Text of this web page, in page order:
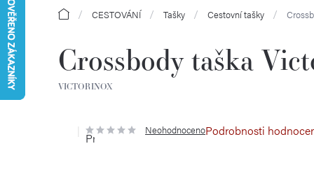
DomůCESTOVÁNÍ Tašky Cestovní tašky
Crossbody taška
VICTORINOX
Průměrné
hodnocení
NeohodnocenoPodrobnosti